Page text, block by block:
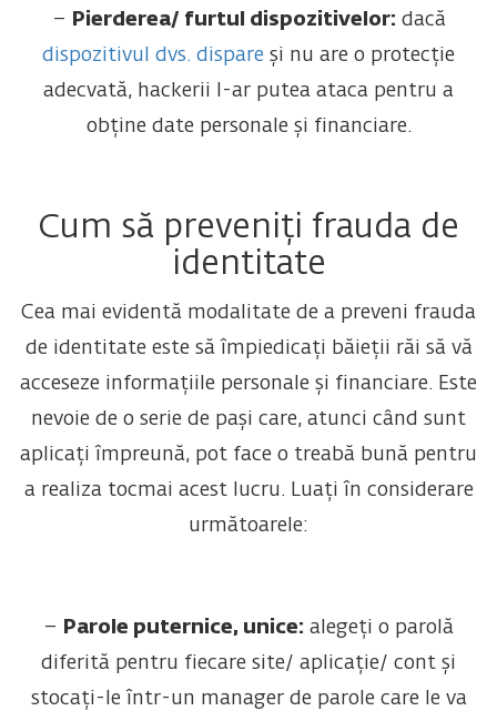
–
Pierderea/ furtul dispozitivelor: dacă
dispozitivul dvs. dispare și nu are o protecție
adecvată, hackerii l-ar putea ataca pentru a
obține date personale și financiare.
Cum să preveniți frauda de
identitate
Cea mai evidentă modalitate de a preveni frauda
de identitate este să împiedicați băieții răi să vă
acceseze informațiile personale și financiare. Este
nevoie de o serie de pași care, atunci când sunt
aplicați împreună, pot face o treabă bună pentru
a realiza tocmai acest lucru. Luați în considerare
următoarele:
– Parole puternice, unice: alegeți o parolă
diferită pentru fiecare site/ aplicație/ cont și
stocați-le într-un manager de parole care le va